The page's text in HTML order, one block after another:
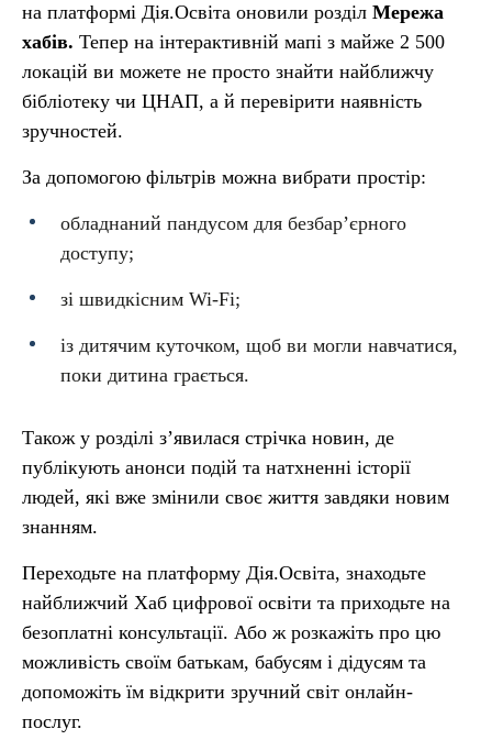
на платформі Дія.Освіта оновили розділ Мережа
хабів. Тепер на інтерактивній мапі з майже 2 500
локацій ви можете не просто знайти найближчу
бібліотеку чи ЦНАП, а й перевірити наявність
зручностей.
За допомогою фільтрів можна вибрати простір:
обладнаний пандусом для безбар’єрного
доступу;
зі швидкісним Wi-Fi;
із дитячим куточком, щоб ви могли навчатися,
поки дитина грається.
Також у розділі з’явилася стрічка новин, де
публікують анонси подій та натхненні історії
людей, які вже змінили своє життя завдяки новим
знанням.
Переходьте на платформу Дія.Освіта, знаходьте
найближчий Хаб цифрової освіти та приходьте на
безоплатні консультації. Або ж розкажіть про цю
можливість своїм батькам, бабусям і дідусям та
допоможіть їм відкрити зручний світ онлайн-
послуг.